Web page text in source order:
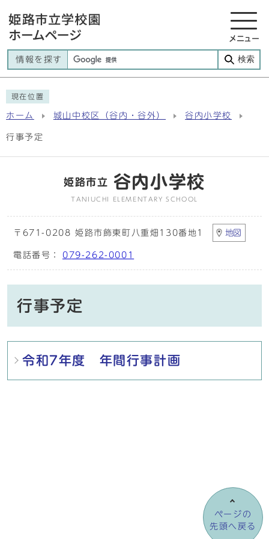
メニュー
情報を探す 検索
現在位置
ホーム 城山中校区（谷内・谷外） 谷内小学校
行事予定
姫路市立 谷内小学校
TANIUCHI ELEMENTARY SCHOOL
〒671-0208 姫路市飾東町八重畑130番地1 地図
電話番号： 079-262-0001
行事予定
メインメニュー
令和7年度 年間行事計画
ページの
先頭へ戻る